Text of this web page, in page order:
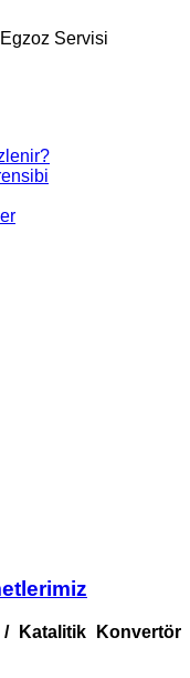
Servisi
Katalitik Konvertör